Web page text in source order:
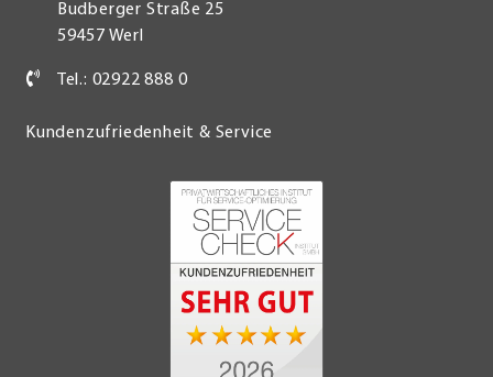
Budberger Straße 25
59457 Werl
Tel.: 02922 888 0
Kundenzufriedenheit & Service